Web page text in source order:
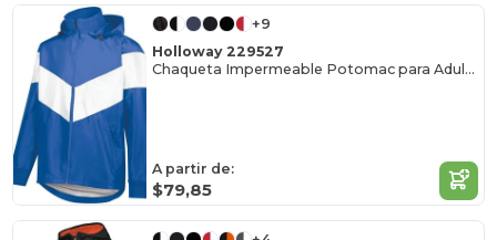
+9
Holloway 229527
Chaqueta Impermeable Potomac para Adultos
A partir de:
$79,85